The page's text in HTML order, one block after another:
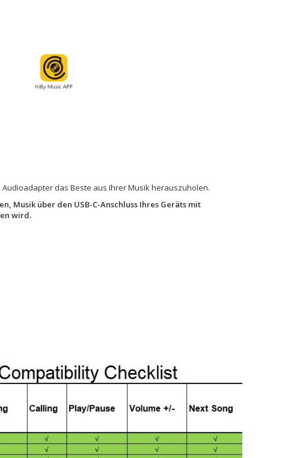
das Beste aus Ihrer Musik herauszuholen.
Musik über den USB-C-Anschluss Ihres Geräts mit
wird.